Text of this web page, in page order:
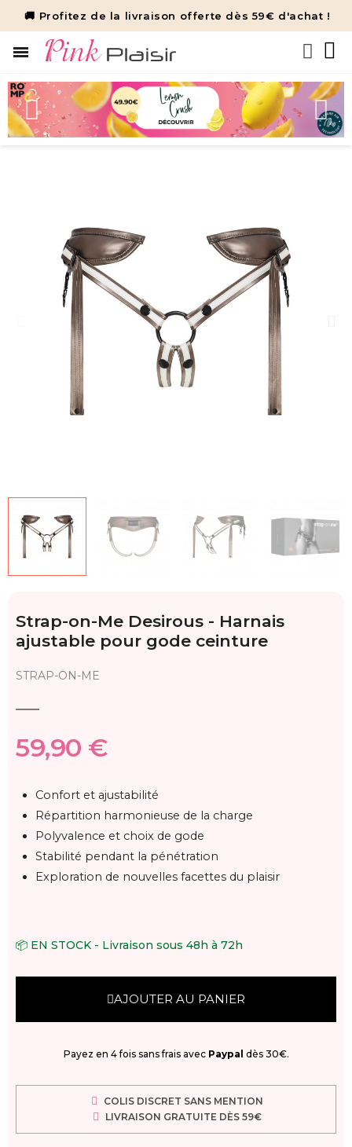
🚚 Profitez de la livraison offerte dès 59€ d'achat !
Strap-on-Me Desirous - Harnais
ajustable pour gode ceinture
STRAP-ON-ME
59,90 €
Confort et ajustabilité
Répartition harmonieuse de la charge
Polyvalence et choix de gode
Stabilité pendant la pénétration
Exploration de nouvelles facettes du plaisir
📦 EN STOCK - Livraison sous 48h à 72h
AJOUTER AU PANIER
Payez en 4 fois sans frais avec Paypal dès 30€.
COLIS DISCRET SANS MENTION
LIVRAISON GRATUITE DÈS 59€